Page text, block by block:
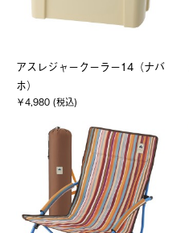
アスレジャークーラー14（ナバ
ホ）
￥4,980 (税込)